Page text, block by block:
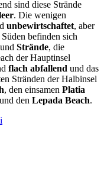
sind diese Strände
. Die wenigen
unbewirtschaftet, aber
befinden sich
und Strände, die
der Hauptinsel
flach abfallend und das
Stränden der Halbinsel
, den einsamen Platia
den Lepada Beach.